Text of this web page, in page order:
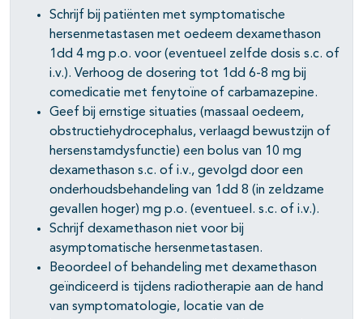
Schrijf bij patiënten met symptomatische
hersenmetastasen met oedeem dexamethason
1dd 4 mg p.o. voor (eventueel zelfde dosis s.c. of
i.v.). Verhoog de dosering tot 1dd 6-8 mg bij
comedicatie met fenytoïne of carbamazepine.
Geef bij ernstige situaties (massaal oedeem,
obstructiehydrocephalus, verlaagd bewustzijn of
hersenstamdysfunctie) een bolus van 10 mg
dexamethason s.c. of i.v., gevolgd door een
onderhoudsbehandeling van 1dd 8 (in zeldzame
gevallen hoger) mg p.o. (eventueel. s.c. of i.v.).
Schrijf dexamethason niet voor bij
asymptomatische hersenmetastasen.
Beoordeel of behandeling met dexamethason
geïndiceerd is tijdens radiotherapie aan de hand
van symptomatologie, locatie van de